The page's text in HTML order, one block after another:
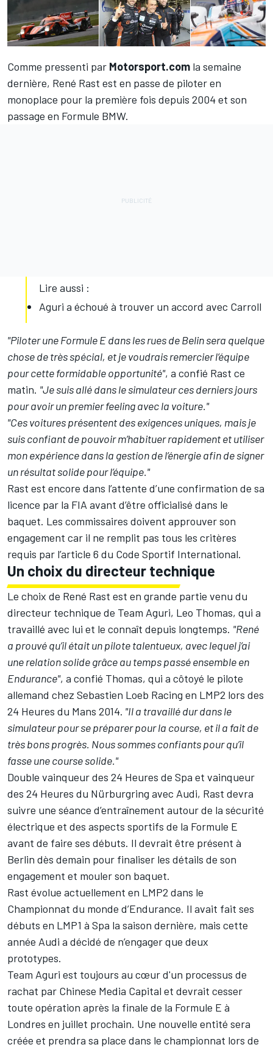
Comme pressenti par Motorsport.com la semaine
dernière, René Rast est en passe de piloter en
monoplace pour la première fois depuis 2004 et son
passage en Formule BMW.
Lire aussi :
Aguri a échoué à trouver un accord avec Carroll
"Piloter une Formule E dans les rues de Belin sera quelque
chose de très spécial, et je voudrais remercier l’équipe
pour cette formidable opportunité", a confié Rast ce
matin. "Je suis allé dans le simulateur ces derniers jours
pour avoir un premier feeling avec la voiture."
"Ces voitures présentent des exigences uniques, mais je
suis confiant de pouvoir m’habituer rapidement et utiliser
mon expérience dans la gestion de l’énergie afin de signer
un résultat solide pour l’équipe."
Rast est encore dans l’attente d’une confirmation de sa
licence par la FIA avant d’être officialisé dans le
baquet. Les commissaires doivent approuver son
engagement car il ne remplit pas tous les critères
requis par l’article 6 du Code Sportif International.
Un choix du directeur technique
Le choix de René Rast est en grande partie venu du
directeur technique de Team Aguri, Leo Thomas, qui a
travaillé avec lui et le connaît depuis longtemps. "René
a prouvé qu’il était un pilote talentueux, avec lequel j’ai
une relation solide grâce au temps passé ensemble en
Endurance", a confié Thomas, qui a côtoyé le pilote
allemand chez Sebastien Loeb Racing en LMP2 lors des
24 Heures du Mans 2014. "Il a travaillé dur dans le
simulateur pour se préparer pour la course, et il a fait de
très bons progrès. Nous sommes confiants pour qu’il
fasse une course solide."
Double vainqueur des 24 Heures de Spa et vainqueur
des 24 Heures du Nürburgring avec Audi, Rast devra
suivre une séance d’entraînement autour de la sécurité
électrique et des aspects sportifs de la Formule E
avant de faire ses débuts. Il devrait être présent à
Berlin dès demain pour finaliser les détails de son
engagement et mouler son baquet.
Rast évolue actuellement en LMP2 dans le
Championnat du monde d’Endurance. Il avait fait ses
débuts en LMP1 à Spa la saison dernière, mais cette
année Audi a décidé de n’engager que deux
prototypes.
Team Aguri est toujours au cœur d'un processus de
rachat par Chinese Media Capital et devrait cesser
toute opération après la finale de la Formule E à
Londres en juillet prochain. Une nouvelle entité sera
créée et prendra sa place dans le championnat lors de